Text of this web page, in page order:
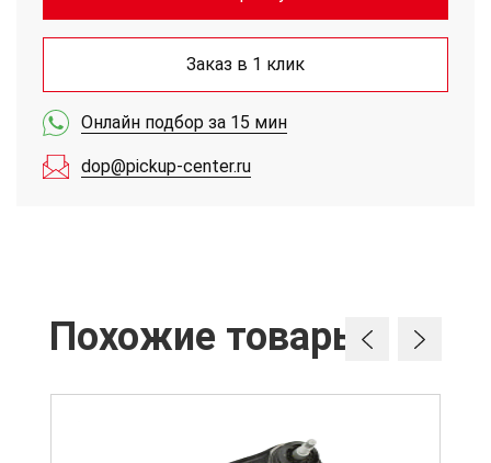
Заказ в 1 клик
Онлайн подбор за 15 мин
dop@pickup-center.ru
Похожие товары